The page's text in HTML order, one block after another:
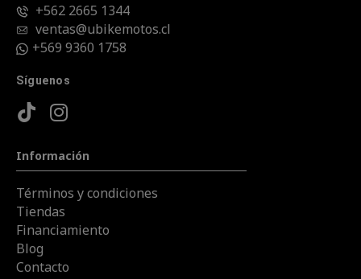
+562 2665 1344
ventas@ubikemotos.cl
+569 9360 1758
Síguenos
Información
Términos y condiciones
Tiendas
Financiamiento
Blog
Contacto